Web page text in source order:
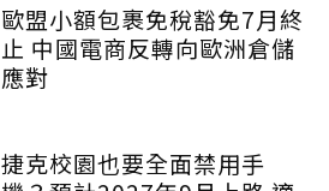
歐盟小額包裹免稅豁免7月終
止 中國電商反轉向歐洲倉儲
應對
捷克校園也要全面禁用手